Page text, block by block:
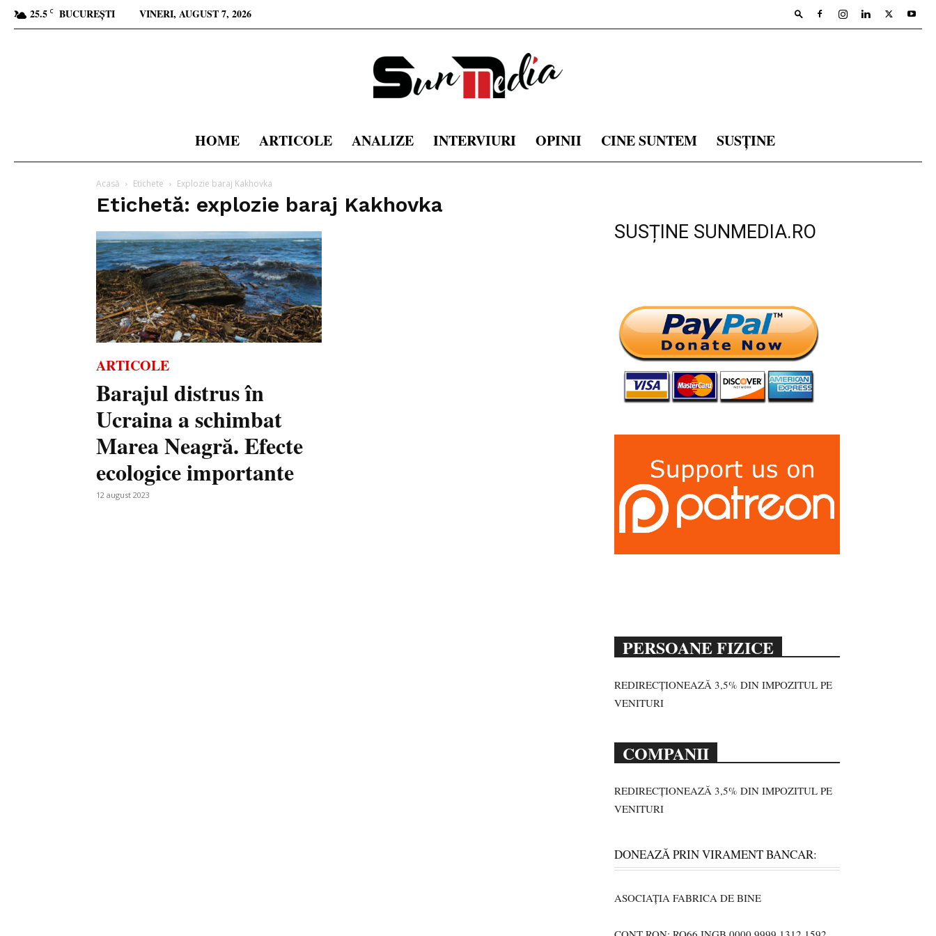
25.5 C BUCUREȘTI VINERI, AUGUST 7, 2026
sunmedia.ro
HOME ARTICOLE ANALIZE INTERVIURI OPINII CINE SUNTEM SUSȚINE
Acasă Etichete Explozie baraj Kakhovka
Etichetă: explozie baraj Kakhovka
ARTICOLE
Barajul distrus în
Ucraina a schimbat
Marea Neagră. Efecte
ecologice importante
12 august 2023
SUSȚINE SUNMEDIA.RO
PERSOANE FIZICE
REDIRECȚIONEAZĂ 3,5% DIN IMPOZITUL PE
VENITURI
COMPANII
REDIRECȚIONEAZĂ 3,5% DIN IMPOZITUL PE
VENITURI
DONEAZĂ PRIN VIRAMENT BANCAR:
ASOCIAȚIA FABRICA DE BINE